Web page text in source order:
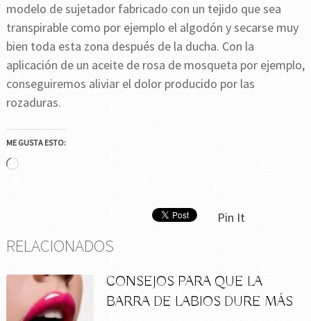
modelo de sujetador fabricado con un tejido que sea
transpirable como por ejemplo el algodón y secarse muy
bien toda esta zona después de la ducha. Con la
aplicación de un aceite de rosa de mosqueta por ejemplo,
conseguiremos aliviar el dolor producido por las
rozaduras.
ME GUSTA ESTO:
Cargando...
Pin It
RELACIONADOS
CONSEJOS PARA QUE LA
BARRA DE LABIOS DURE MÁS